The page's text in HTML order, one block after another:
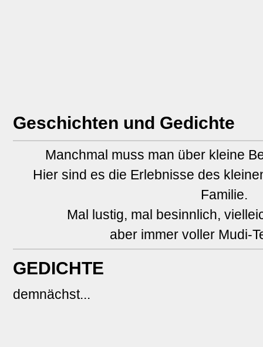
Geschichten und Gedichte
Manchmal muss man über kleine
Hier sind es die Erlebnisse des
Familie.
Mal lustig, mal besinnlich,
aber immer voller Mudi-
GEDICHTE
demnächst...